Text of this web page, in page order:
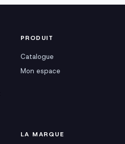
PRODUIT
Catalogue
Mon espace
LA MARQUE